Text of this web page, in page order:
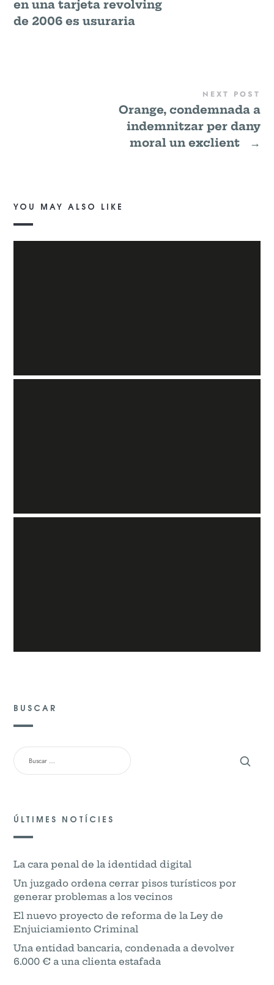
en una tarjeta revolving
de 2006 es usuraria
NEXT POST
Orange, condemnada a
indemnitzar per dany
moral un exclient
→
YOU MAY ALSO LIKE
BUSCAR
ÚLTIMES NOTÍCIES
La cara penal de la identidad digital
Un juzgado ordena cerrar pisos turísticos por
generar problemas a los vecinos
El nuevo proyecto de reforma de la Ley de
Enjuiciamiento Criminal
Una entidad bancaria, condenada a devolver
6.000 € a una clienta estafada